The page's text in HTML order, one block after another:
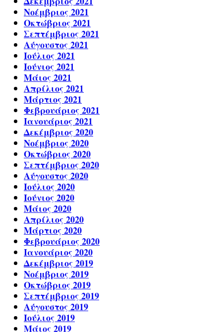
Νοέμβριος 2021
Οκτώβριος 2021
Σεπτέμβριος 2021
Αύγουστος 2021
Ιούλιος 2021
Ιούνιος 2021
Μάιος 2021
Απρίλιος 2021
Μάρτιος 2021
Φεβρουάριος 2021
Ιανουάριος 2021
Δεκέμβριος 2020
Νοέμβριος 2020
Οκτώβριος 2020
Σεπτέμβριος 2020
Αύγουστος 2020
Ιούλιος 2020
Ιούνιος 2020
Μάιος 2020
Απρίλιος 2020
Μάρτιος 2020
Φεβρουάριος 2020
Ιανουάριος 2020
Δεκέμβριος 2019
Νοέμβριος 2019
Οκτώβριος 2019
Σεπτέμβριος 2019
Αύγουστος 2019
Ιούλιος 2019
Μάιος 2019